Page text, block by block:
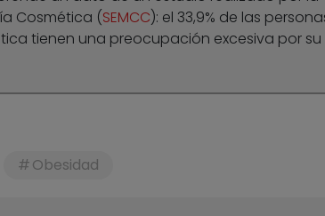
Cosmética (SEMCC): el 33,9% de las
tienen una preocupación excesiva por su
Obesidad